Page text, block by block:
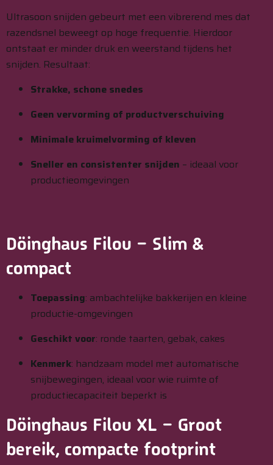
Ultrasoon snijden gebeurt met een vibrerend mes dat
razendsnel beweegt op hoge frequentie. Hierdoor
ontstaat er minder druk en weerstand tijdens het
snijden. Resultaat:
Strakke, schone snedes
Geen vervorming of productverschuiving
Minimale kruimelvorming of kleven
Sneller en consistenter snijden – ideaal voor
productieomgevingen
Döinghaus Filou – Slim &
compact
Toepassing: ambachtelijke bakkerijen en kleine
productie-omgevingen
Geschikt voor: ronde taarten, gebak, cakes
Kenmerk: handzaam model met automatische
snijbewegingen, ideaal voor wie ruimte of
productiecapaciteit beperkt is
Döinghaus Filou XL – Groot
bereik, compacte footprint